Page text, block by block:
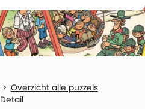
Overzicht alle puzzels
Detail